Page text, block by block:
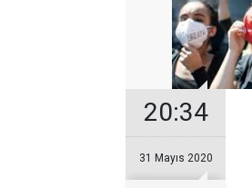
20:34
31 Mayıs 2020